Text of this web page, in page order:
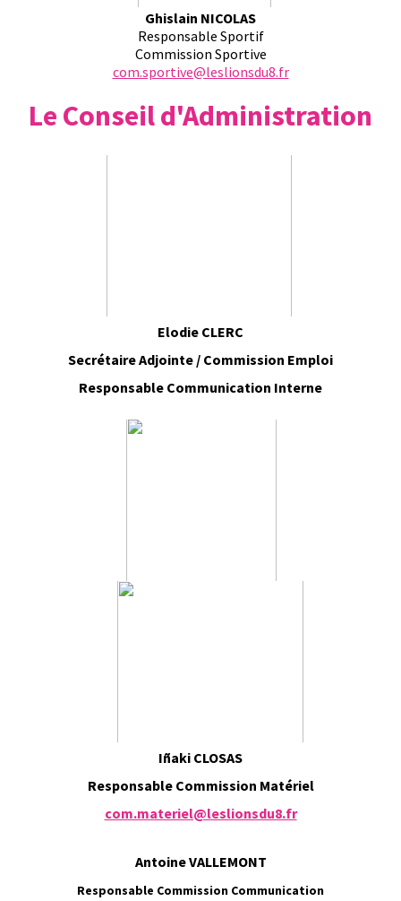
Ghislain NICOLAS
Responsable Sportif
Commission Sportive
com.sportive@leslionsdu8.fr
Le Conseil d'Administration
Elodie CLERC
Secrétaire Adjointe / Commission Emploi
Responsable Communication Interne
Iñaki CLOSAS
Responsable Commission Matériel
com.materiel@leslionsdu8.fr
Antoine VALLEMONT
Responsable Commission Communication